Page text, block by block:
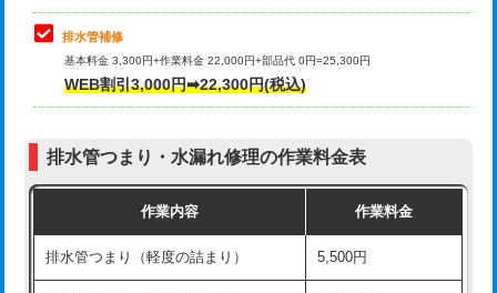
モルタル補修（厚さ10㎝まで）
モルタル補修（厚さ10㎝超え）
追加人工 16,500円
現場見積
※給水管工事は20mmまでの価格です。
交換・取付(混合水栓（壁付・デッキ
式・ワンホール）)
16,500円+材料費
交換・取付(排水栓・排水トラップ
交換・取付（その他部品） 11,000円+材料費
持込商品取付（単水栓） 13,200円
持込商品取付（混合水栓） 16,500円
持込商品取付（浄水器・分岐水栓） 16,500円
排水管補修
基本料金 3,300円+作業料金 22,000円+部品代 0円=25,300円
WEB割引3,000円➡22,300円(税込)
排水管つまり・水漏れ修理の作業料金表
作業内容 作業料金
排水管つまり（軽度の詰まり） 5,500円